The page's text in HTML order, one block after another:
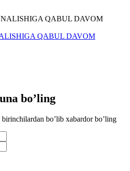
QABUL DAVOM
boʼling
boʼlib xabardor boʼling